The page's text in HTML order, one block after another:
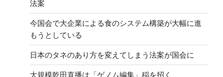
法案
今国会で大企業による食のシステム構築が大幅に進
もうとしている
日本のタネのあり方を変えてしまう法案が国会に
大規模乾田直播は「ゲノム編集」稲を招く